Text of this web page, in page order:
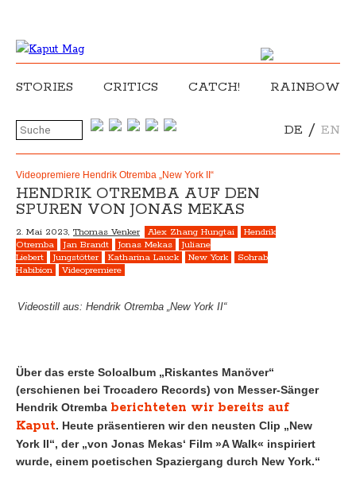
STORIES CRITICS CATCH! RAINBOW
DE / EN
Videopremiere Hendrik Otremba „New York II“
HENDRIK OTREMBA AUF DEN
SPUREN VON JONAS MEKAS
2. Mai 2023, Thomas Venker Alex Zhang Hungtai
Hendrik
Otremba
Jan Brandt Jonas Mekas
Juliane
Liebert
Jungstötter Katharina Lauck New York
Sohrab
Habibion
Videopremiere
Videostill aus: Hendrik Otremba „New York II“
Über das erste Soloalbum „Riskantes Manöver“
(erschienen bei Trocadero Records) von Messer-Sänger
Hendrik Otremba berichteten wir bereits auf
Kaput. Heute präsentieren wir den neusten Clip „New
York II“, der „von Jonas Mekas‘ Film »A Walk« inspiriert
wurde, einem poetischen Spaziergang durch New York.“